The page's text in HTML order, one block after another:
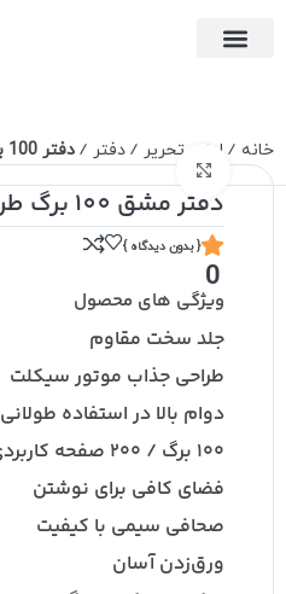
خانه لوازم تحریر دفتر دفتر 100 برگ
برای بزرگنمایی کلیک کنید
دفتر مشق 100 برگ طرح موتور سیکلت
0
{ بدون دیدگاه }
ویژگی های محصول
جلد سخت مقاوم
طراحی جذاب موتور سیکلت
دوام بالا در استفاده
۱۰۰ برگ / ۲۰۰ صفحه کاربردی
فضای کافی برای نوشتن
صحافی سیمی با کیفیت
ورق‌زدن آسان